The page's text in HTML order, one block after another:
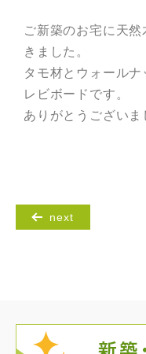
ご新築のお宅に天
きました。
タモ材とウォール
レビボードです。
ありがとうございま
next